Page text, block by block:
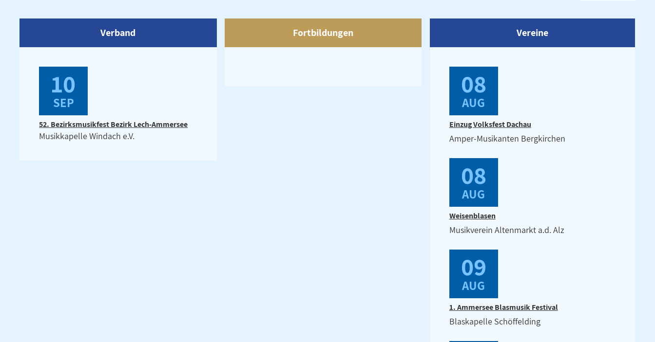
Verband
10
SEP
52. Bezirksmusikfest Bezirk Lech-Ammersee
Musikkapelle Windach e.V.
Fortbildungen Vereine
08
AUG
Einzug Volksfest Dachau
Amper-Musikanten Bergkirchen
08
AUG
Weisenblasen
Musikverein Altenmarkt a.d. Alz
09
AUG
1. Ammersee Blasmusik Festival
Blaskapelle Schöffelding